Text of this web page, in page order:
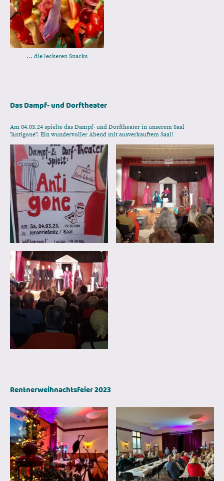
... die leckeren Snacks
Das Dampf- und Dorftheater
Am 04.03.24 spielte das Dampf- und Dorftheater in unserem Saal
"Antigone". Ein wundervoller Abend mit ausverkauftem Saal!
Rentnerweihnachtsfeier 2023